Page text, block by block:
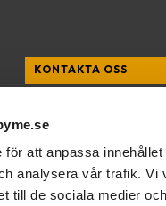
att anpassa
analysera vår trafik. Vi
till de sociala medier
KONTAKTA OSS
E-post:
Org nr.802505-7897